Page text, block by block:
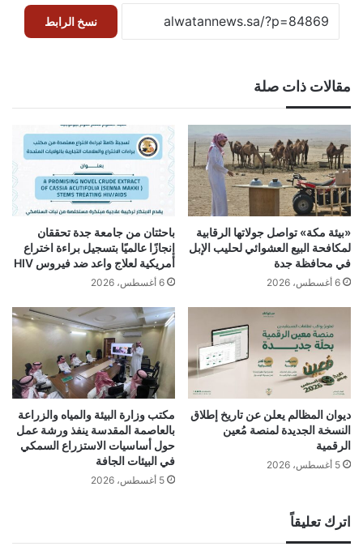
نسخ الرابط
مقالات ذات صلة
«بيئة مكة» تواصل جولاتها الرقابية
لمكافحة البيع العشوائي لحليب الإبل
في محافظة جدة
6 أغسطس، 2026
باحثتان من جامعة جدة تحققان
إنجازًا عالميًا بتسجيل براءة اختراع
أمريكية لعلاج واعد ضد فيروس HIV
6 أغسطس، 2026
ديوان المظالم يعلن عن تاريخ إطلاق
النسخة الجديدة لمنصة مُعين
الرقمية
5 أغسطس، 2026
مكتب وزارة البيئة والمياه والزراعة
بالعاصمة المقدسة ينفذ ورشة عمل
حول أساسيات الاستزراع السمكي
في البيئات الجافة
5 أغسطس، 2026
اترك تعليقاً